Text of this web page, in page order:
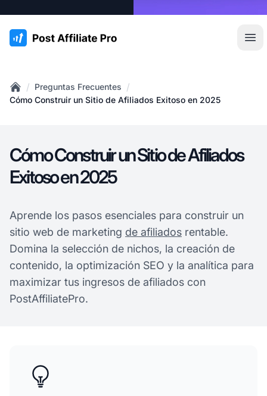
:site.title
Home
/ Preguntas Frecuentes /
Cómo Construir un Sitio de Afiliados Exitoso en 2025
Cómo Construir un Sitio de Afiliados
Exitoso en 2025
Aprende los pasos esenciales para construir un
sitio web de marketing de afiliados rentable.
Domina la selección de nichos, la creación de
contenido, la optimización SEO y la analítica para
maximizar tus ingresos de afiliados con
PostAffiliatePro.